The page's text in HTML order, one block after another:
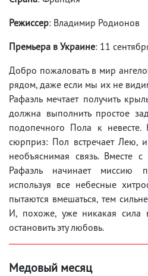
Режиссер: Владимир Родионов
Премьера в Украине: 11
Добро пожаловать в мир
рядом, даже если мы их не
Рафаэль мечтает получить
должна выполнить простое
подопечного Пола к невесте.
сюрприз: Пол встречает Лею,
необъяснимая связь. Вместе
Рафаэль начинает миссию
используя все небесные
пытаются вмешаться, тем
И, похоже, уже никакая сила
остановить эту любовь.
Медовый месяц